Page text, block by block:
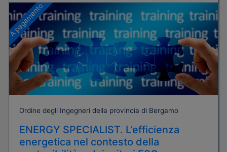
A pagamento
Ordine degli Ingegneri della provincia di Bergamo
ENERGY SPECIALIST. L’efficienza
energetica nel contesto della